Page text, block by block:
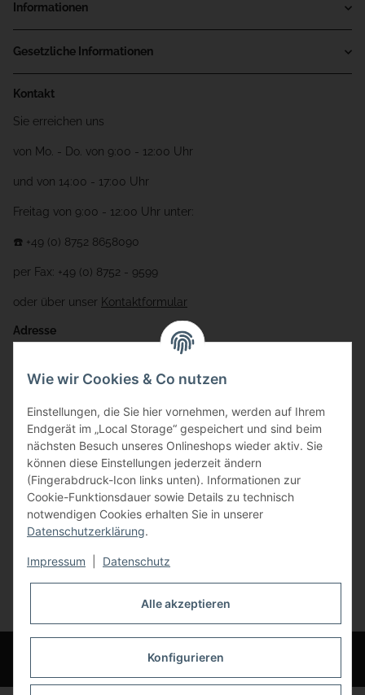
Informationen
Gesetzliche Informationen
Kontakt
Sie erreichen uns
von Mo. - Do. von 9:00 - 12:00 Uhr
und von 14:00 - 17:00 Uhr
Freitag von 9:00 - 12:00 Uhr unter:
☎️ +49 (0) 8752 8658090
per Fax: +49 (0) 8752 - 9599
oder über unser Kontaktformular
Adresse
Gewerbering 17
84072 Au i.d. Hallertau
info@bauer-tore.de
Vertrag widerrufen
* Alle Preise inkl. gesetzlicher USt., zzgl.Versand
© Bauer-Systemtechnik GmbH - Technische Änderungen und Irrtümer
vorbehalten
Wie wir Cookies & Co nutzen
Einstellungen, die Sie hier vornehmen, werden auf Ihrem
Endgerät im „Local Storage“ gespeichert und sind beim
nächsten Besuch unseres Onlineshops wieder aktiv. Sie
können diese Einstellungen jederzeit ändern
(Fingerabdruck-Icon links unten). Informationen zur
Cookie-Funktionsdauer sowie Details zu technisch
notwendigen Cookies erhalten Sie in unserer
Datenschutzerklärung.
Impressum Datenschutz
Alle akzeptieren
Konfigurieren